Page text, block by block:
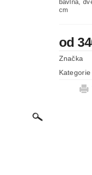
bavlna,
cm
od
Značka
Kategorie